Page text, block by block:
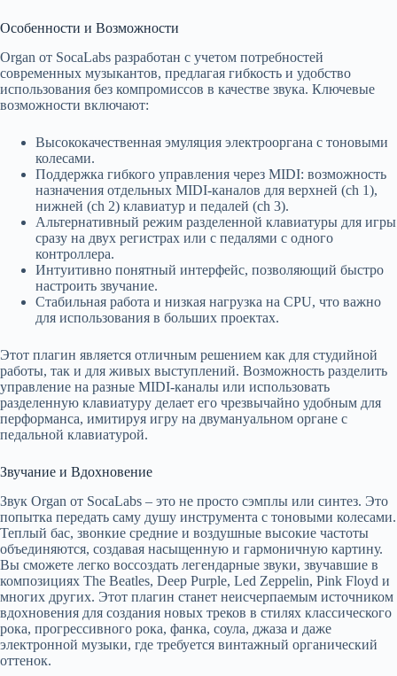
Особенности и Возможности
Organ от SocaLabs разработан с учетом потребностей
современных музыкантов, предлагая гибкость и удобство
использования без компромиссов в качестве звука. Ключевые
возможности включают:
Высококачественная эмуляция электрооргана с тоновыми
колесами.
Поддержка гибкого управления через MIDI: возможность
назначения отдельных MIDI-каналов для верхней (ch 1),
нижней (ch 2) клавиатур и педалей (ch 3).
Альтернативный режим разделенной клавиатуры для игры
сразу на двух регистрах или с педалями с одного
контроллера.
Интуитивно понятный интерфейс, позволяющий быстро
настроить звучание.
Стабильная работа и низкая нагрузка на CPU, что важно
для использования в больших проектах.
Этот плагин является отличным решением как для студийной
работы, так и для живых выступлений. Возможность разделить
управление на разные MIDI-каналы или использовать
разделенную клавиатуру делает его чрезвычайно удобным для
перформанса, имитируя игру на двумануальном органе с
педальной клавиатурой.
Звучание и Вдохновение
Звук Organ от SocaLabs – это не просто сэмплы или синтез. Это
попытка передать саму душу инструмента с тоновыми колесами.
Теплый бас, звонкие средние и воздушные высокие частоты
объединяются, создавая насыщенную и гармоничную картину.
Вы сможете легко воссоздать легендарные звуки, звучавшие в
композициях The Beatles, Deep Purple, Led Zeppelin, Pink Floyd и
многих других. Этот плагин станет неисчерпаемым источником
вдохновения для создания новых треков в стилях классического
рока, прогрессивного рока, фанка, соула, джаза и даже
электронной музыки, где требуется винтажный органический
оттенок.